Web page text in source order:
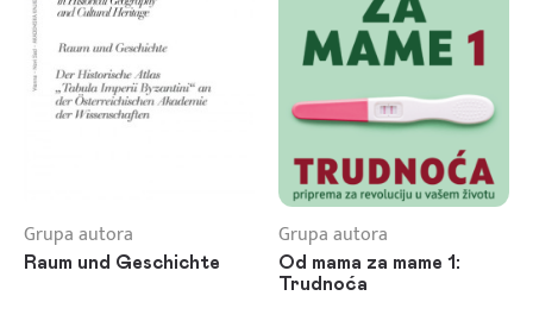
Grupa autora
Raum und Geschichte
Grupa autora
Od mama za mame 1:
Trudnoća